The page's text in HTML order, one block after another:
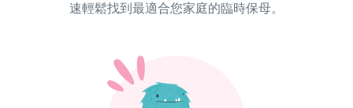
速輕鬆找到最適合您家庭的臨時保母。